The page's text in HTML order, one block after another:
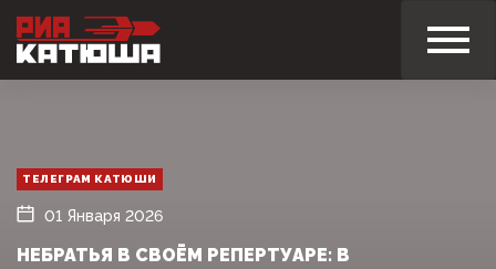
ТЕЛЕГРАМ КАТЮШИ
01 Января 2026
НЕБРАТЬЯ В СВОЁМ РЕПЕРТУАРЕ: В